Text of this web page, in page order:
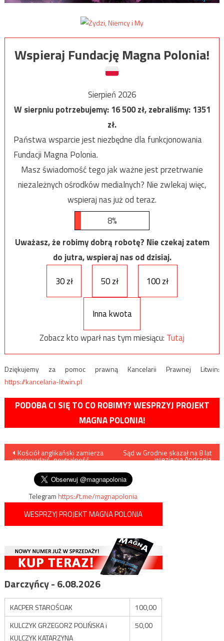
Wspieraj Fundację Magna Polonia!
Sierpień 2026
W sierpniu potrzebujemy:16 500zł, zebraliśmy:1351
zł.
Państwa wsparcie jest niezbędne dla funkcjonowania
Fundacji Magna Polonia.
Masz świadomość tego jak ważne jest przetrwanie
niezależnych ośrodków medialnych? Nie zwlekaj więc,
wspieraj nas już od teraz.
8%
Uważasz, że robimy dobrą robotę? Nie czekaj zatem
do jutra, wspieraj nas od dzisiaj.
30 zł
50 zł 100 zł
Inna kwota
Zobacz kto wparł nas tym miesiącu: Tutaj
Dziękujemy za pomoc prawną Kancelarii Prawnej Litwin:
https://kancelaria-litwin.pl
PODOBA CI SIĘ TO CO ROBIMY? WESPRZYJ PROJEKT
MAGNA POLONIA!
Nawigacja
wpisu
Kościół anglikański zamierza
wprowadzić „neutralność
Sąd w Grodnie skazał na 8 lat
więzienia Andrzeja
Telegramhttps://t.me/magnapolonia
WESPRZYJ PROJEKT MAGNA POLONIA
Darczyńcy - 6.08.2026
KACPER STAROŚCIAK
100,00
KULCZYK GRZEGORZ POLIŃSKA i
KULCZYK KATARZYNA
50,00